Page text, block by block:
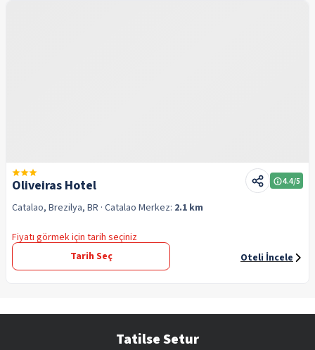
Oliveiras Hotel 4.4/5
Catalao, Brezilya, BR · Catalao Merkez: 2.1 km
Fiyatı görmek için tarih seçiniz
Tarih Seç
Oteli İncele
Tatilse Setur